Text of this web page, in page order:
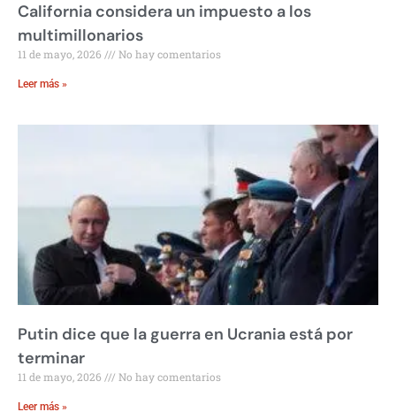
California considera un impuesto a los
multimillonarios
11 de mayo, 2026 No hay comentarios
Leer más »
Putin dice que la guerra en Ucrania está por
terminar
11 de mayo, 2026 No hay comentarios
Leer más »